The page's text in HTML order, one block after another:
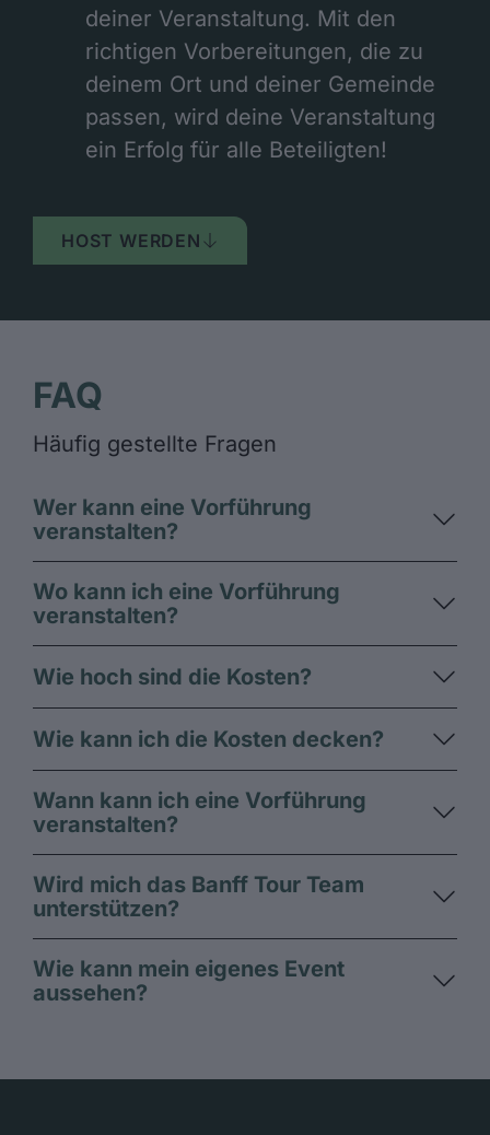
deiner Veranstaltung. Mit den
richtigen Vorbereitungen, die zu
deinem Ort und deiner Gemeinde
passen, wird deine Veranstaltung
ein Erfolg für alle Beteiligten!
HOST WERDEN
FAQ
Häufig gestellte Fragen
Wer kann eine Vorführung
veranstalten?
Wo kann ich eine Vorführung
veranstalten?
Wie hoch sind die Kosten?
Wie kann ich die Kosten decken?
Wann kann ich eine Vorführung
veranstalten?
Wird mich das Banff Tour Team
unterstützen?
Wie kann mein eigenes Event
aussehen?